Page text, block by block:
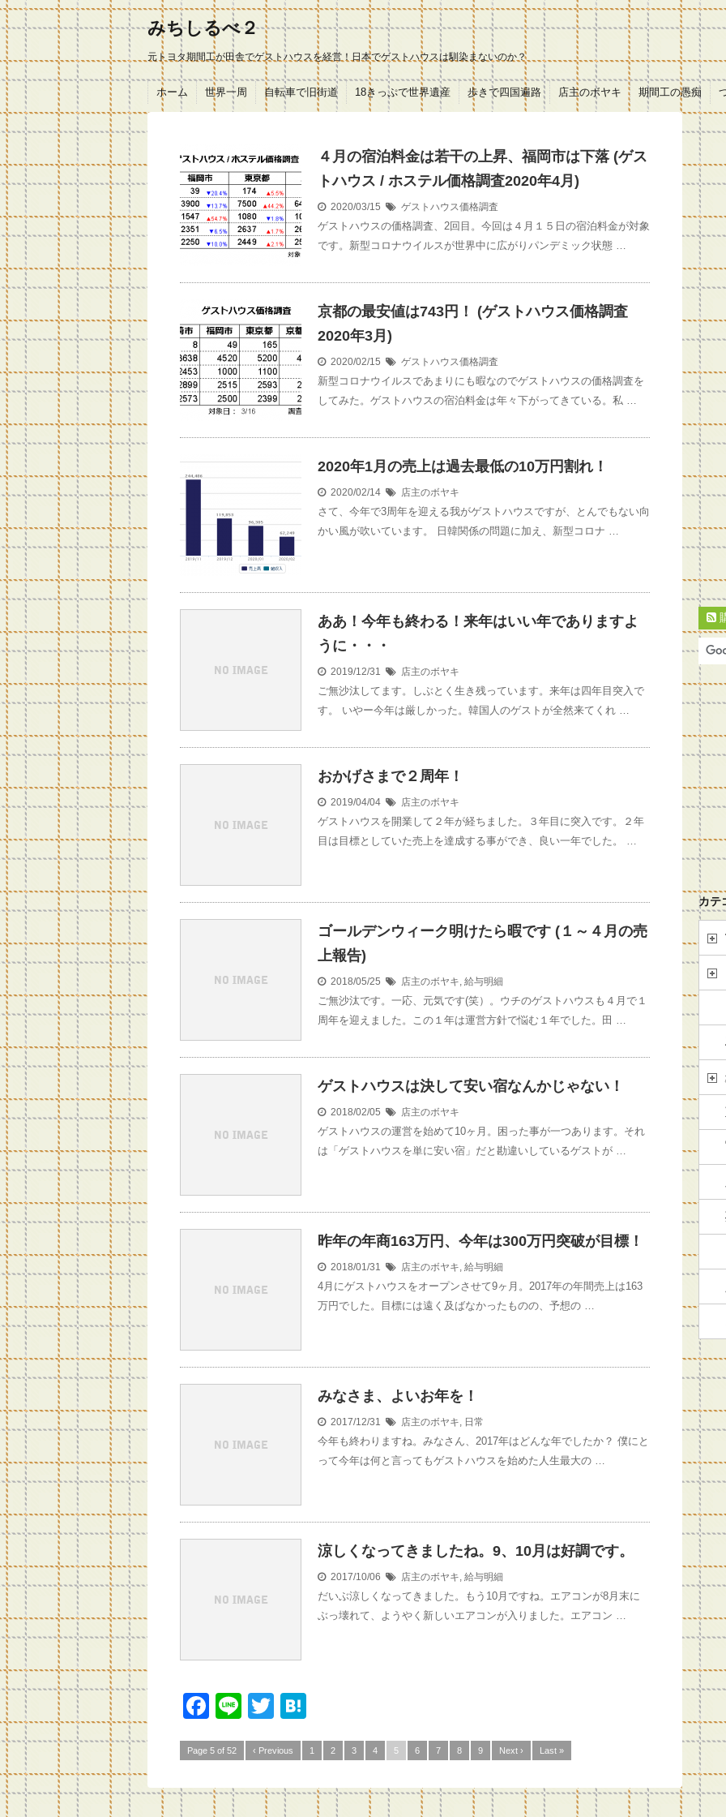
みちしるべ２
元トヨタ期間工が田舎でゲストハウスを経営！日本でゲストハウスは馴染まないのか？
ホーム 世界一周 自転車で旧街道 18きっぷで世界遺産 歩きで四国遍路 店主のボヤキ 期間工の愚痴
４月の宿泊料金は若干の上昇、福岡市は下落 (ゲス
トハウス / ホステル価格調査2020年4月)
2020/03/15 ゲストハウス価格調査
ゲストハウスの価格調査、2回目。今回は４月１５日の宿泊料金が対象
です。新型コロナウイルスが世界中に広がりパンデミック状態 …
京都の最安値は743円！ (ゲストハウス価格調査
2020年3月)
2020/02/15 ゲストハウス価格調査
新型コロナウイルスであまりにも暇なのでゲストハウスの価格調査を
してみた。ゲストハウスの宿泊料金は年々下がってきている。私 …
2020年1月の売上は過去最低の10万円割れ！
2020/02/14 店主のボヤキ
さて、今年で3周年を迎える我がゲストハウスですが、とんでもない向
かい風が吹いています。 日韓関係の問題に加え、新型コロナ …
ああ！今年も終わる！来年はいい年でありますよ
うに・・・
2019/12/31 店主のボヤキ
ご無沙汰してます。しぶとく生き残っています。来年は四年目突入で
す。 いやー今年は厳しかった。韓国人のゲストが全然来てくれ …
おかげさまで２周年！
2019/04/04 店主のボヤキ
ゲストハウスを開業して２年が経ちました。３年目に突入です。２年
目は目標としていた売上を達成する事ができ、良い一年でした。 …
ゴールデンウィーク明けたら暇です (１～４月の売
上報告)
2018/05/25 店主のボヤキ, 給与明細
ご無沙汰です。一応、元気です(笑）。ウチのゲストハウスも４月で１
周年を迎えました。この１年は運営方針で悩む１年でした。田 …
ゲストハウスは決して安い宿なんかじゃない！
2018/02/05 店主のボヤキ
ゲストハウスの運営を始めて10ヶ月。困った事が一つあります。それ
は「ゲストハウスを単に安い宿」だと勘違いしているゲストが …
昨年の年商163万円、今年は300万円突破が目標！
2018/01/31 店主のボヤキ, 給与明細
4月にゲストハウスをオープンさせて9ヶ月。2017年の年間売上は163
万円でした。目標には遠く及ばなかったものの、予想の …
みなさま、よいお年を！
2017/12/31 店主のボヤキ, 日常
今年も終わりますね。みなさん、2017年はどんな年でしたか？ 僕にと
って今年は何と言ってもゲストハウスを始めた人生最大の …
涼しくなってきましたね。9、10月は好調です。
2017/10/06 店主のボヤキ, 給与明細
だいぶ涼しくなってきました。もう10月ですね。エアコンが8月末に
ぶっ壊れて、ようやく新しいエアコンが入りました。エアコン …
F
c
e
b
Li
e
T
tt
er
e
n
a
Page 5 of 52 ‹ Previous 1 2 3 4 5 6 7 8 9 Next › Last »
カテ